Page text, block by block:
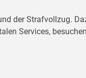
der Strafvollzug.
Services,